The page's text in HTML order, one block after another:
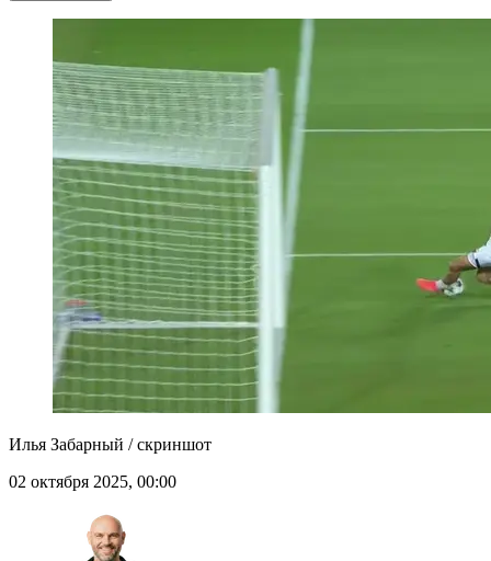
Илья Забарный / скриншот
02 октября 2025, 00:00